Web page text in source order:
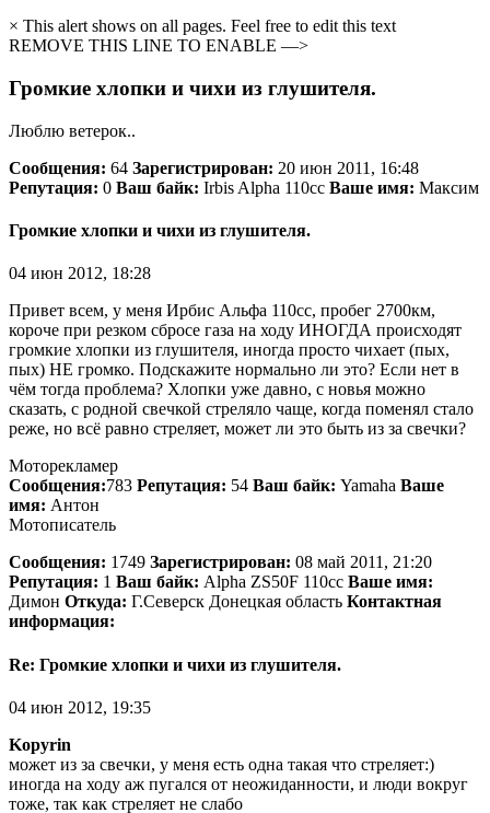
× This alert shows on all pages. Feel free to edit this text
REMOVE THIS LINE TO ENABLE —>
Громкие хлопки и чихи из глушителя.
Люблю ветерок..
Сообщения: 64 Зарегистрирован: 20 июн 2011, 16:48
Репутация: 0 Ваш байк: Irbis Alpha 110сс Ваше имя: Максим
Громкие хлопки и чихи из глушителя.
04 июн 2012, 18:28
Привет всем, у меня Ирбис Альфа 110сс, пробег 2700км,
короче при резком сбросе газа на ходу ИНОГДА происходят
громкие хлопки из глушителя, иногда просто чихает (пых,
пых) НЕ громко. Подскажите нормально ли это? Если нет в
чём тогда проблема? Хлопки уже давно, с новья можно
сказать, с родной свечкой стреляло чаще, когда поменял стало
реже, но всё равно стреляет, может ли это быть из за свечки?
Моторекламер
Сообщения:783 Репутация: 54 Ваш байк: Yamaha Ваше
имя: Антон
Мотописатель
Сообщения: 1749 Зарегистрирован: 08 май 2011, 21:20
Репутация: 1 Ваш байк: Alpha ZS50F 110сс Ваше имя:
Димон Откуда: Г.Северск Донецкая область Контактная
информация:
Re: Громкие хлопки и чихи из глушителя.
04 июн 2012, 19:35
Kopyrin
может из за свечки, у меня есть одна такая что стреляет:)
иногда на ходу аж пугался от неожиданности, и люди вокруг
тоже, так как стреляет не слабо